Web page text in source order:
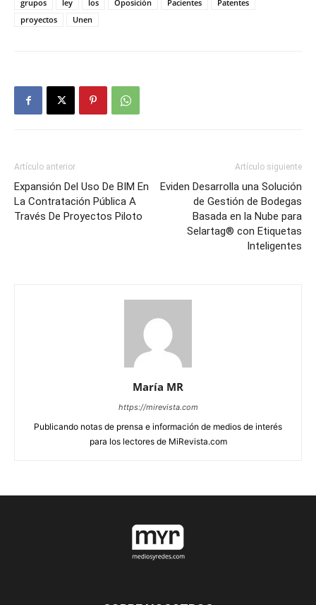
grupos
ley los Oposición Pacientes
Patentes
proyectos
Unen
Artículo anterior
Expansión Del Uso De BIM En
La Contratación Pública A
Través De Proyectos Piloto
Artículo siguiente
Eviden Desarrolla una Solución
de Gestión de Bodegas
Basada en la Nube para
Selartag® con Etiquetas
Inteligentes
María MR
https://mirevista.com
Publicando notas de prensa e información de medios de interés
para los lectores de MiRevista.com